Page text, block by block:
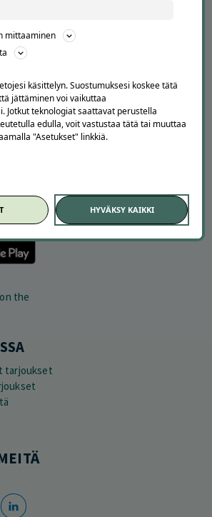
tarjoukset
mittaaminen
käsittelyn. Suostumuksesi koskee tätä
jättäminen voi vaikuttaa
Jotkut teknologiat saattavat perustella
edulla, voit vastustaa tätä tai muuttaa
"Asetukset" linkkiä.
HYVÄKSY KAIKKI